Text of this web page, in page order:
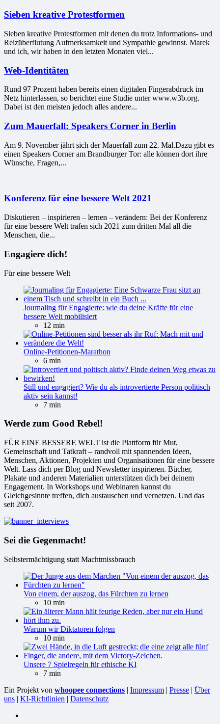
Sieben kreative Protestformen
Sieben kreative Protestformen mit denen du trotz Informations- und
Reizüberflutung Aufmerksamkeit und Sympathie gewinnst. Marek
und ich, wir haben in den letzten Monaten viel...
Web-Identitäten
Rund 97 Prozent haben bereits einen digitalen Fingerabdruck im
Netz hinterlassen, so berichtet eine Studie unter www.w3b.org.
Dabei ist den meisten jedoch alles andere...
Zum Mauerfall: Speakers Corner in Berlin
Am 9. November jährt sich der Mauerfall zum 22. Mal.Dazu gibt es
einen Speakers Corner am Brandburger Tor: alle können dort ihre
Wünsche, Fragen,...
Konferenz für eine bessere Welt 2021
Diskutieren – inspirieren – lernen – verändern: Bei der Konferenz
für eine bessere Welt trafen sich 2021 zum dritten Mal all die
Menschen, die...
Engagiere dich!
Für eine bessere Welt
Journaling für Engagierte: wie du deine Kräfte für eine
bessere Welt mobilisiert
12 min
Online-Petitionen-Marathon
6 min
Still und engagiert? Wie du als introvertierte Person politisch
aktiv sein kannst!
7 min
Werde zum Good Rebel!
FÜR EINE BESSERE WELT ist die Plattform für Mut,
Gemeinschaft und Tatkraft – randvoll mit spannenden Ideen,
Menschen, Aktionen, Projekten und Organisationen für eine bessere
Welt. Lass dich per Blog und Newsletter inspirieren. Bücher,
Plakate und anderen Materialien unterstützen dich bei deinem
Engagement. In Workshops und Webinaren kannst du
Gleichgesinnte treffen, dich austauschen und vernetzen. Und das
seit 2007.
Sei die Gegenmacht!
Selbstermächtigung statt Machtmissbrauch
Von einem, der auszog, das Fürchten zu lernen
10 min
Warum wir Diktatoren folgen
10 min
Unsere 7 Spielregeln für ethische KI
7 min
Ein Projekt von whoopee connections | Impressum | Presse | Über
uns | KI-Richtlinien | Datenschutz